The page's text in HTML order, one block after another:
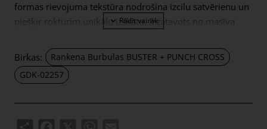
formas rievojuma tekstūra nodrošina izcilu satvērienu un
piešķir rokturim unikālu izskatu. Izgatavots no masīva
ilgmūžību un izsmalcinātu industriālo dizainu. Ideāli
piemērots moderniem, lofta un luksusa interjeriem.
Birkas:
Rankena Burbulas BUSTER + PUNCH CROSS
GDK-02257